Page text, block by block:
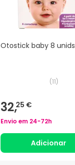
Otostick baby 8 unids
(11)
32,25 €
Envio em 24-72h
Adicionar